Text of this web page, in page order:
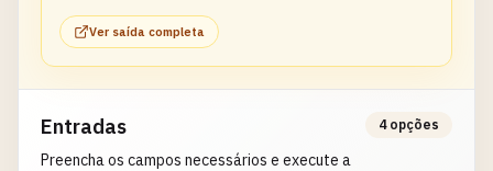
Ver saída completa
Entradas
Preencha os campos necessários e execute a
4 opções